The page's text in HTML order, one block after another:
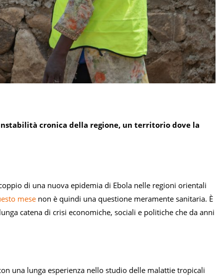
cronica della regione, un territorio dove la
di una nuova epidemia di Ebola nelle regioni orientali
mese non è quindi una questione meramente sanitaria. È
catena di crisi economiche, sociali e politiche che da anni
una lunga esperienza nello studio delle malattie tropicali